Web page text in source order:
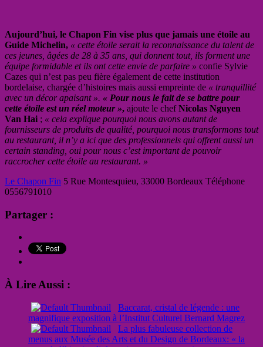
Aujourd’hui, le Chapon Fin vise plus que jamais une étoile au
Guide Michelin, « cette étoile serait la reconnaissance du talent de
ces jeunes, âgées de 28 à 35 ans, qui donnent tout, ils forment une
équipe formidable et ils ont cette envie de parfaire » confie Sylvie
Cazes qui n’est pas peu fière également de cette institution
bordelaise, chargée d’histoires mais aussi empreinte de « tranquillité
avec un décor apaisant ». « Pour nous le fait de se battre pour
cette étoile est un réel moteur », ajoute le chefNicolas Nguyen
Van Hai ; « cela explique pourquoi nous avons autant de
fournisseurs de produits de qualité, pourquoi nous transformons tout
au restaurant, il n’y a ici que des professionnels qui offrent aussi un
certain standing, oui pour nous c’est important de pouvoir
raccrocher cette étoile au restaurant. »
Le Chapon Fin 5 Rue Montesquieu, 33000 Bordeaux Téléphone
0556791010
Partager :
À Lire Aussi :
Baccarat, cristal de légende : une
magnifique exposition à l’Institut Culturel Bernard Magrez
La plus fabuleuse collection de
menus aux Musée des Arts et du Design de Bordeaux: « la